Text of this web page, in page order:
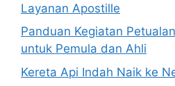
Layanan Apostille
Panduan Kegiatan
untuk Pemula dan Ahli
Kereta Api Indah Naik ke